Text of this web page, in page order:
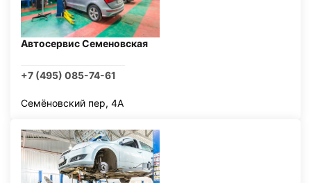
Автосервис Семеновская
+7 (495) 085-74-61
Семёновский пер, 4А